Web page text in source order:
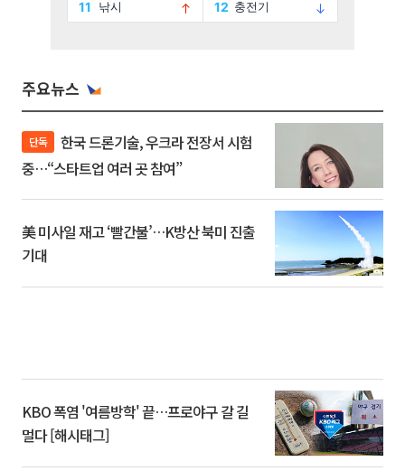
주요뉴스
단독
중…“스타트업 여러 곳 참여”
美 미사일 재고 ‘빨간불’…K방산 북미 진출
기대
KBO 폭염 '여름방학' 끝…프로야구 갈 길
멀다 [해시태그]